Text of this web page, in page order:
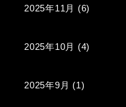
2025年11月 (6)
2025年10月 (4)
2025年9月 (1)